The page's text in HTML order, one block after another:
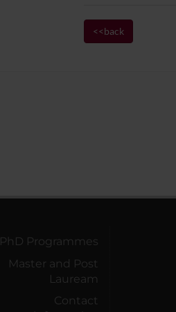
<<back
PhD Programmes
Master and Post
Lauream
Contact